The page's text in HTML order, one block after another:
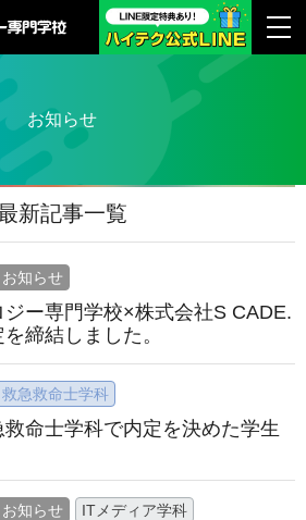
お知らせ
新記事一覧
お知らせ
ー専⾨学校×株式会社S CADE.
締結しました。
救急救命士学科
救命士学科で内定を決めた学生
お知らせ ITメディア学科